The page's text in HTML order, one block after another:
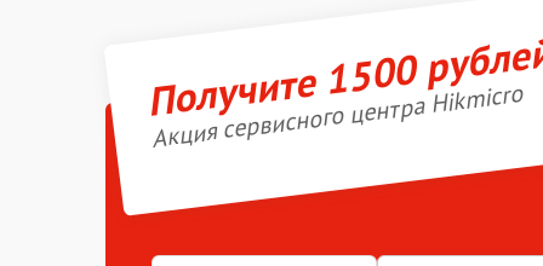
Получите 1500
Акция сервисного центра Hikmicro